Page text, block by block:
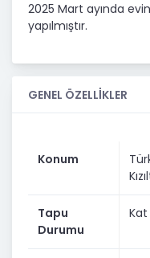
2025 Mart ayında
yapılmıştır.
GENEL ÖZELLİKLER
Konum
Tapu
Durumu
Kat